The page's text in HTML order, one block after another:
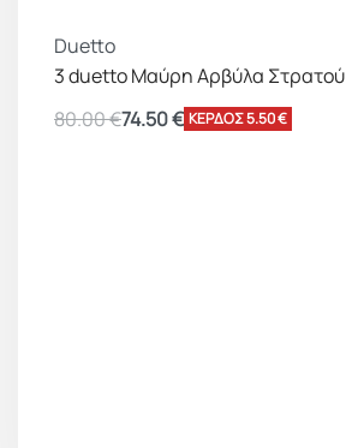
Duetto
3 duetto Μαύρη Αρβύλα Στρατού
80.00€74.50€ ΚΕΡΔΟΣ 5.50 €